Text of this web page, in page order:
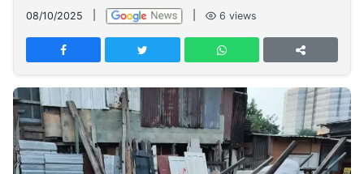
Network
PT
TREETAN
INDONESIA
Partner
08/10/2025 6 views